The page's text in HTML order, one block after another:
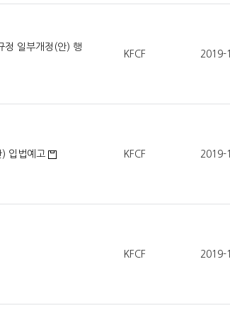
정 일부개정(안) 행
KFCF 2019-
) 입법예고 KFCF 2019-
KFCF 2019-